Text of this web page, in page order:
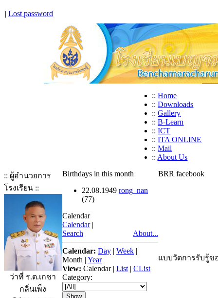
| Lost password
:: Home
:: Downloads
:: Gallery
:: B-Learn
:: ICT
:: ITA ONLINE
:: Mail
:: About Us
:: ผู้อำนวยการ
โรงเรียน ::
ว่าที่ ร.ต.เกชา
กลิ่นเพ็ง
Birthdays in this month
22.08.1949 rong_nan
(77)
Calendar
Calendar |
Search
About...
Calendar: Day | Week |
Month | Year
View: Calendar| List | CList
Category:
BRR facebook
แบบวัดการรับรู้ข